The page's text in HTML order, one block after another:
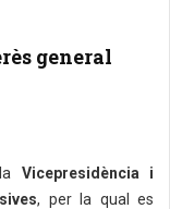
general
Vicepresidència i
, per la qual es